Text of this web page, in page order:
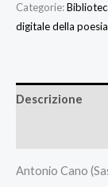
Categorie:
digitale della
Descrizione
Antonio Cano